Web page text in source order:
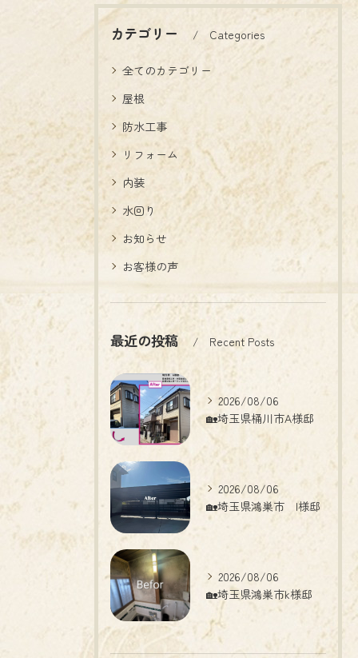
カテゴリー Categories
全てのカテゴリー
屋根
防水工事
リフォーム
内装
水回り
お知らせ
お客様の声
最近の投稿 Recent Posts
2026/08/06
🏡埼玉県桶川市A様邸
2026/08/06
🏡埼玉県鴻巣市 I様邸
2026/08/06
🏡埼玉県鴻巣市k様邸